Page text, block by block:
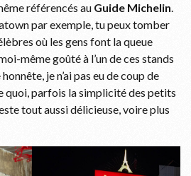
référencés au Guide Michelin.
par exemple, tu peux tomber
où les gens font la queue
même goûté à l’un de ces stands
je n’ai pas eu de coup de
parfois la simplicité des petits
tout aussi délicieuse, voire plus